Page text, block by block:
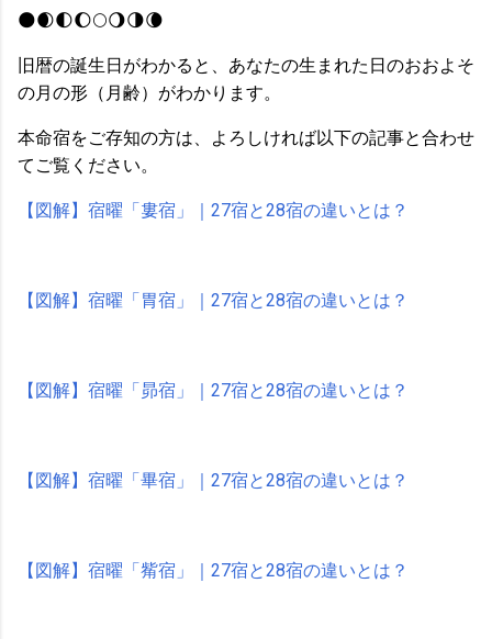
🌑🌒🌓🌔🌕🌖🌗🌘
旧暦の誕生日がわかると、あなたの生まれた日のおおよそ
の月の形（月齢）がわかります。
本命宿をご存知の方は、よろしければ以下の記事と合わせ
てご覧ください。
【図解】宿曜「婁宿」｜27宿と28宿の違いとは？
【図解】宿曜「胃宿」｜27宿と28宿の違いとは？
【図解】宿曜「昴宿」｜27宿と28宿の違いとは？
【図解】宿曜「畢宿」｜27宿と28宿の違いとは？
【図解】宿曜「觜宿」｜27宿と28宿の違いとは？